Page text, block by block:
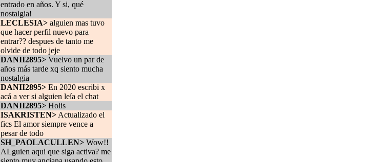
entrado en años. Y si, qué
nostalgia!
LECLESIA> alguien mas tuvo
que hacer perfil nuevo para
entrar?? despues de tanto me
olvide de todo jeje
DANII2895> Vuelvo un par de
años más tarde xq siento mucha
nostalgia
DANII2895> En 2020 escribi x
acá a ver si alguien leía el chat
DANII2895> Holis
ISAKRISTEN> Actualizado el
fics El amor siempre vence a
pesar de todo
SH_PAOLACULLEN> Wow!!
ALguien aqui que siga activa? me